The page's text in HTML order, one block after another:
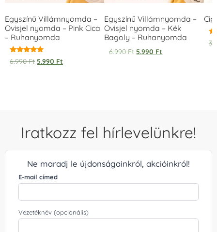
Egyszínű Villámnyomda –
Ovisjel nyomda – Pink Cica
– Ruhanyomda
Értékelés:
5.00
6.990Ft 5.990 Ft
Egyszínű Villámnyomda –
Ovisjel nyomda – Kék
Bagoly – Ruhanyomda
6.990Ft 5.990 Ft
Iratkozz fel hírlevelünkre!
Ne maradj le újdonságainkról, akcióinkról!
E-mail címed
Vezetéknév (opcionális)